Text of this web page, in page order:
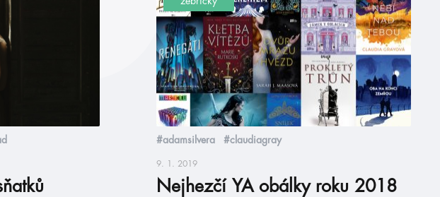
#adamsilvera #claudiagray
9. 1. 2019
Nejhezčí YA obálky roku 2018